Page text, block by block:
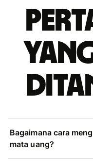
Bagaimana cara
mata uang?